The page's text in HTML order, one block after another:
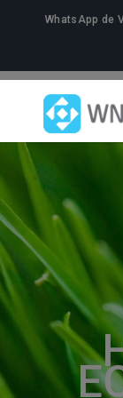
WhatsApp de